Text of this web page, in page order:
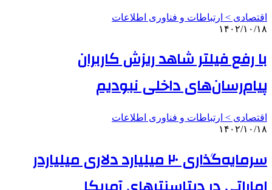
اقتصادی > ارتباطات و فناوری اطلاعات
۱۴۰۲/۱۰/۱۸
با رفع فیلتر شاهد ریزش کاربران
پیام‌رسان‌های داخلی نبودیم
اقتصادی > ارتباطات و فناوری اطلاعات
۱۴۰۲/۱۰/۱۸
سرمایه‌گذاری ۲۰ میلیارد دلاری میلیاردر